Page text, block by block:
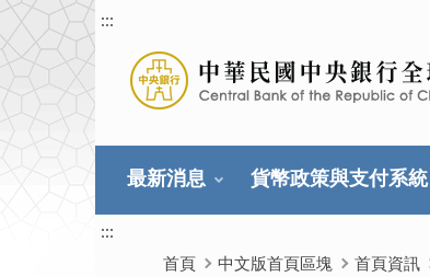
:::
最新消息 貨幣政策與支付系統
:::
首頁 中文版首頁區塊 首頁資訊